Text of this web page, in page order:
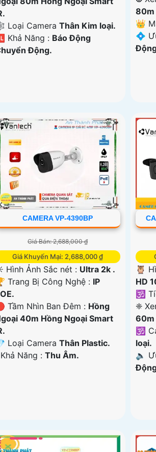
Loại Camera Thân Kim loại.
Khả Năng : Báo Động
Động.
80m
👑
️💠
CAMERA VP-4390BP
Giá Bán: 2,688,000 ₫
Giá Khuyến Mại: 2,688,000 ₫
Hình Ảnh Sắc nét : Ultra 2k .
Trang Bị Công Nghệ : IP
Tầm Nhìn Ban Đêm : Hồng
40m Hồng Ngoại Smart
Loại Camera Thân Plastic.
Năng : Thu Âm.
🦉
HD
🕉️
❈
60m
🕉️
loại.
️🔈